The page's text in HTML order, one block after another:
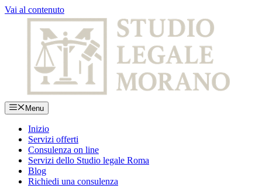
Vai al contenuto
Menu
Inizio
Servizi offerti
Consulenza on line
Servizi dello Studio legale Roma
Blog
Richiedi una consulenza